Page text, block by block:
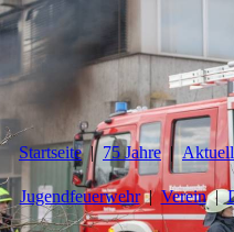
Startseite 75 Jahre
Jugendfeuerwehr Verein